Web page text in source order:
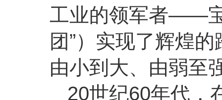
工业的领军者——宝
团”）实现了辉煌
由小到大、由弱至
20世纪60年代，